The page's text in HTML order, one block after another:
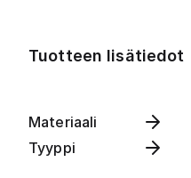
Tuotteen lisätiedot
Materiaali
Tyyppi